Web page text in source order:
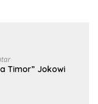
Timor” Jokowi